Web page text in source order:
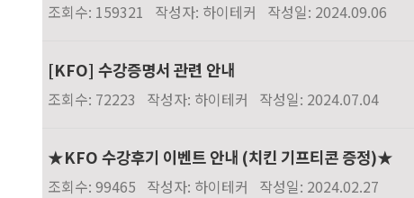
조회수: 159321 작성자: 하이테커 작성일: 2024.09.06
[KFO] 수강증명서 관련 안내
조회수: 72223 작성자: 하이테커 작성일: 2024.07.04
★KFO 수강후기 이벤트 안내 (치킨 기프티콘 증정)★
조회수: 99465 작성자: 하이테커 작성일: 2024.02.27